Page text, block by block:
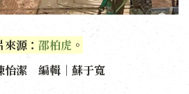
來源： 邵柏虎 。
怡潔 編輯｜蘇于寬